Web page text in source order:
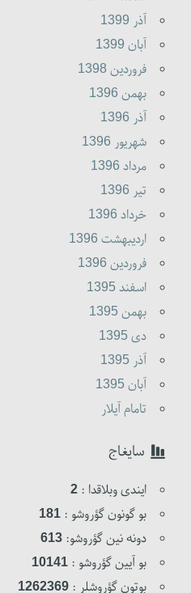
آذر 1399
آبان 1399
فروردين 1398
بهمن 1396
آذر 1396
شهريور 1396
مرداد 1396
تير 1396
خرداد 1396
ارديبهشت 1396
فروردين 1396
اسفند 1395
بهمن 1395
دى 1395
آذر 1395
آبان 1395
تامام آیلار
سایغاج
ایندی وبلاقدا : 2
بو گونون گؤروشو : 181
دونه نین گؤروشو: 613
بو آیین گؤروشو : 10141
بوتون گؤروشلر : 1262369